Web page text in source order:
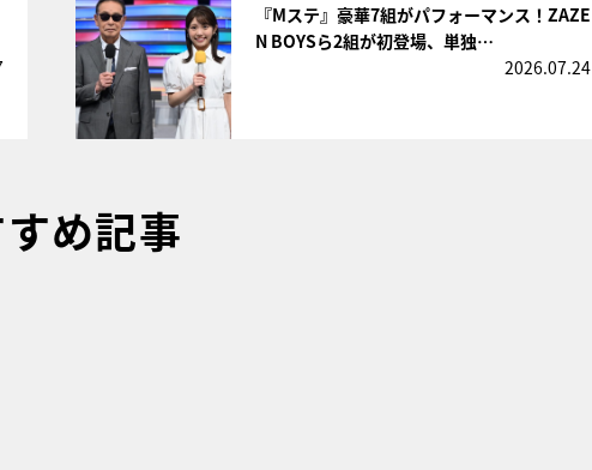
『Mステ』豪華7組がパフォーマンス！ZAZE
N BOYSら2組が初登場、単独…
2026.07.24
め記事